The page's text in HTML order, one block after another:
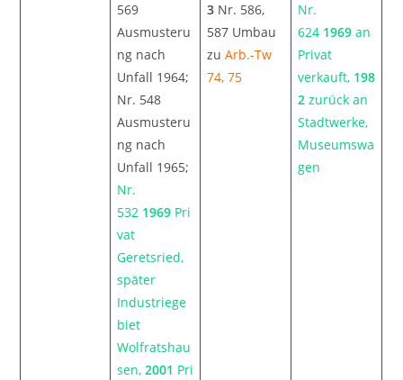
569
Ausmusteru
ng nach
Unfall 1964;
Nr. 548
Ausmusteru
ng nach
Unfall 1965;
Nr.
532 1969 Pri
vat
Geretsried,
später
Industriege
biet
Wolfratshau
sen,2001 Pri
3 Nr. 586,
587 Umbau
zuArb.-Tw
74, 75
Nr.
624 1969an
Privat
verkauft, 198
2zurück an
Stadtwerke,
Museumswa
gen